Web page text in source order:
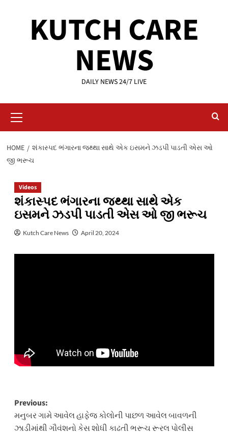
KUTCH CARE
NEWS
DAILY NEWS 24/7 LIVE
Menu
HOME
શંકાસ્પદ ભંગારના જથ્થા સાથે એક ઇસમને ઝડપી પાડતી એસ ઓ
જી ભરૂચ
Videos
શંકાસ્પદ ભંગારના જથ્થા સાથે એક
ઇસમને ઝડપી પાડતી એસ ઓ જી ભરૂચ
Kutch Care News April 20, 2024
Post
navigation
Previous:
મનુબર ગામે આવેલ હાફેજ કોલોની પાછળ આવેલ બાવળની
ઝાડીમાંથી ગૌવંશનો કેસ શોધી કાઢતી ભરૂચ રૂરલ પોલીસ